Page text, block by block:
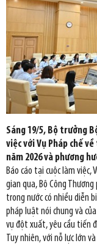
Sáng 19/5, Bộ trưởng
việc với Vụ Pháp chế
năm 2026 và phương
Báo cáo tại cuộc làm việc,
gian qua, Bộ Công
trong nước có nhiều diễn
pháp luật nói chung và
vụ đột xuất, yêu cầu tiến
Tuy nhiên, với nỗ lực lớn